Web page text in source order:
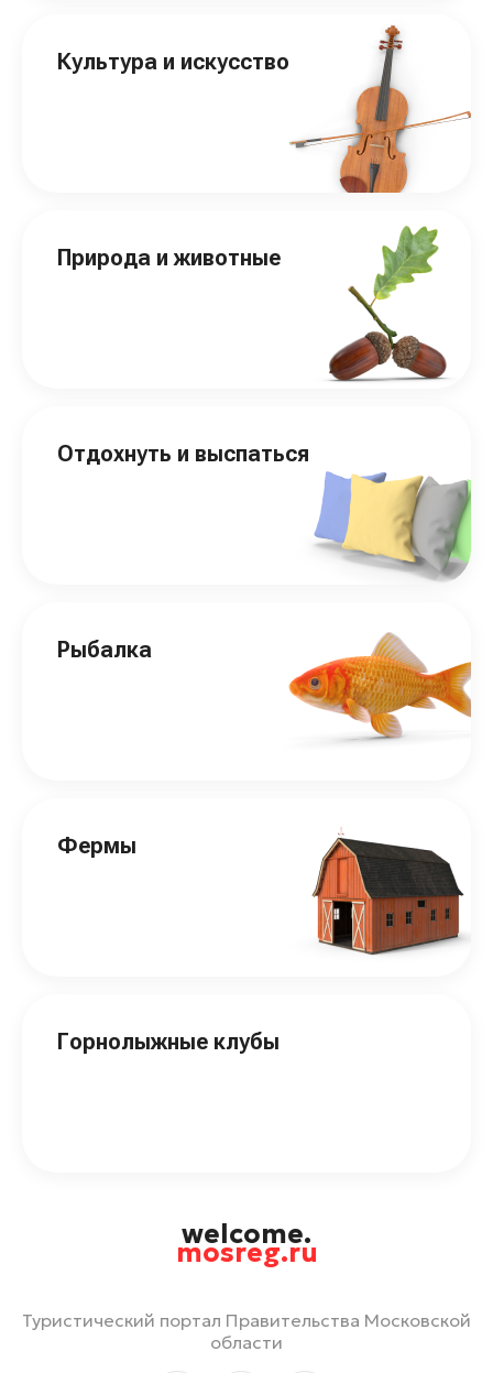
Культура и искусство
Природа и животные
Отдохнуть и выспаться
Рыбалка
Фермы
Горнолыжные клубы
welcome.
mosreg.ru
Туристический портал Правительства Московской
области